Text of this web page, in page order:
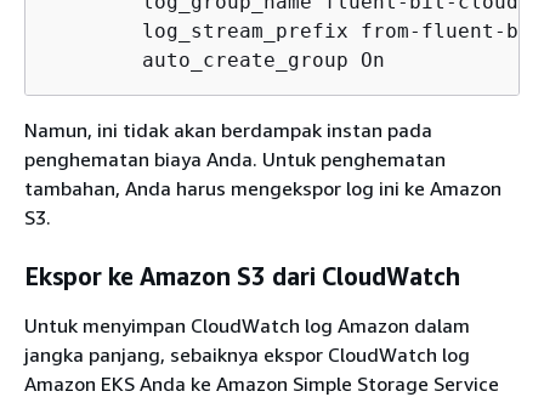
log_stream_prefix from-fluent-
        auto_create_group On
Namun, ini tidak akan berdampak instan pada
penghematan biaya Anda. Untuk penghematan
tambahan, Anda harus mengekspor log ini ke Amazon
S3.
Ekspor ke Amazon S3 dari CloudWatch
Untuk menyimpan CloudWatch log Amazon dalam
jangka panjang, sebaiknya ekspor CloudWatch log
Amazon EKS Anda ke Amazon Simple Storage Service